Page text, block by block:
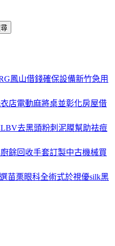
鳳山借錢確保設備新竹急用
店電動麻將桌並彰化房屋借
去黑頭粉刺泥膜幫助祛痘
餘回收手套訂製中古機械買
苗栗眼科全術式於視優silk黑